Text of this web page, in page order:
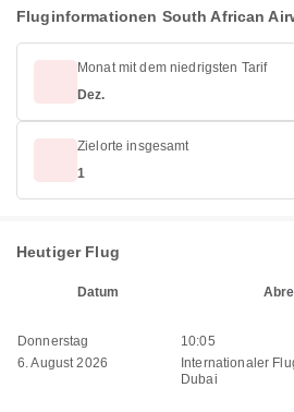
Fluginformationen South African
Monat mit dem niedrigsten Tarif
Dez.
Zielorte insgesamt
1
Heutiger Flug
Datum
Donnerstag
6. August 2026
10:05
Internationaler
Dubai